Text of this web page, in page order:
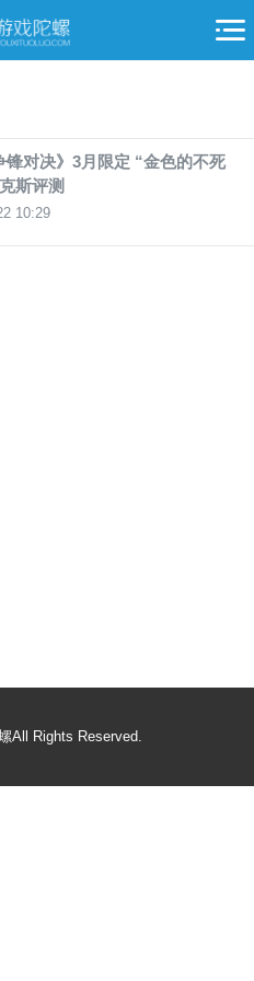
锋对决》3月限定 “金色的不死
斯评测
10:29
All Rights Reserved.